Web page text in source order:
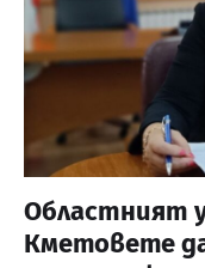
Областният
Кметовете